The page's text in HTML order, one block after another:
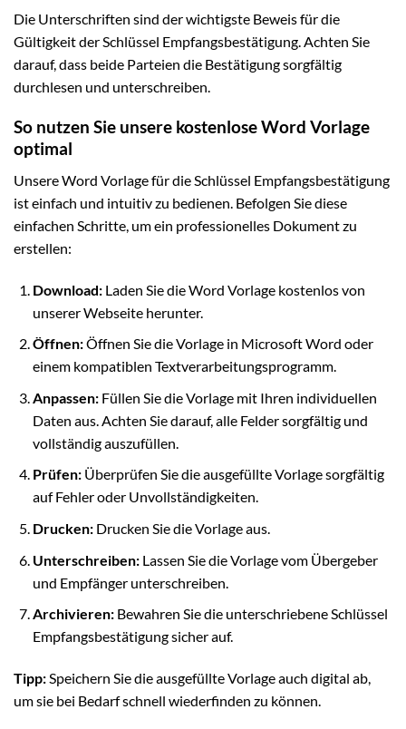
Die Unterschriften sind der wichtigste Beweis für die
Gültigkeit der Schlüssel Empfangsbestätigung. Achten Sie
darauf, dass beide Parteien die Bestätigung sorgfältig
durchlesen und unterschreiben.
So nutzen Sie unsere kostenlose Word Vorlage
optimal
Unsere Word Vorlage für die Schlüssel Empfangsbestätigung
ist einfach und intuitiv zu bedienen. Befolgen Sie diese
einfachen Schritte, um ein professionelles Dokument zu
erstellen:
Download:Laden Sie die Word Vorlage kostenlos von
unserer Webseite herunter.
Öffnen:Öffnen Sie die Vorlage in Microsoft Word oder
einem kompatiblen Textverarbeitungsprogramm.
Anpassen:Füllen Sie die Vorlage mit Ihren individuellen
Daten aus. Achten Sie darauf, alle Felder sorgfältig und
vollständig auszufüllen.
Prüfen:Überprüfen Sie die ausgefüllte Vorlage sorgfältig
auf Fehler oder Unvollständigkeiten.
Drucken:Drucken Sie die Vorlage aus.
Unterschreiben:Lassen Sie die Vorlage vom Übergeber
und Empfänger unterschreiben.
Archivieren:Bewahren Sie die unterschriebene Schlüssel
Empfangsbestätigung sicher auf.
Tipp:Speichern Sie die ausgefüllte Vorlage auch digital ab,
um sie bei Bedarf schnell wiederfinden zu können.